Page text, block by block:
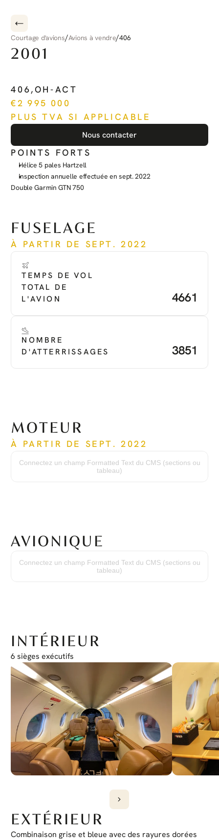
Courtage d'avions/Avions à vendre/406
2001
406,OH-ACT
€2 995 000
PLUS TVA SI APPLICABLE
Nous contacter
POINTS FORTS
Hélice 5 pales Hartzell
Inspection annuelle effectuée en sept. 2022
Double Garmin GTN 750
FUSELAGE
À PARTIR DE SEPT. 2022
TEMPS DE VOL
TOTAL DE
L'AVION
4661
NOMBRE
D'ATTERRISSAGES
3851
MOTEUR
À PARTIR DE SEPT. 2022
PT6A-67B
Heures depuis neuf :
Connectez un champ Formatted Text du CMS (sections ou
tableau)
AVIONIQUE
(2) Garmin GTN750 Nav/Comm/GPS
(2) Transpondeur Garmin GTX330D/ES avec ADS-B Out
Connectez un champ Formatted Text du CMS (sections ou
tableau)
INTÉRIEUR
6 sièges exécutifs
EXTÉRIEUR
Combinaison grise et bleue avec des rayures dorées